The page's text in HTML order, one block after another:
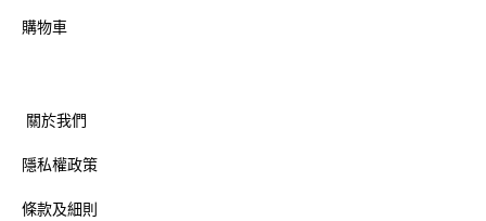
購物車
關於我們
隱私權政策
條款及細則